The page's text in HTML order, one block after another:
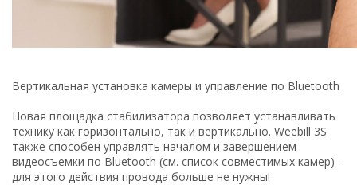
Вертикальная установка камеры и управление по Bluetooth
Новая площадка стабилизатора позволяет устанавливать
технику как горизонтально, так и вертикально. Weebill 3S
также способен управлять началом и завершением
видеосъемки по Bluetooth (см. список совместимых камер) –
для этого действия провода больше не нужны!